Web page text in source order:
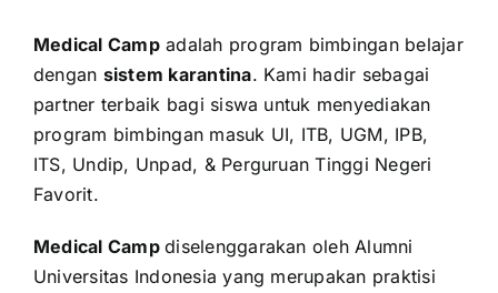
Medical Campadalah program bimbingan belajar
dengan sistem karantina. Kami hadir sebagai
partner terbaik bagi siswa untuk menyediakan
program bimbingan masuk UI, ITB, UGM, IPB,
ITS, Undip, Unpad, & Perguruan Tinggi Negeri
Favorit.
Medical Campdiselenggarakan oleh Alumni
Universitas Indonesia yang merupakan praktisi